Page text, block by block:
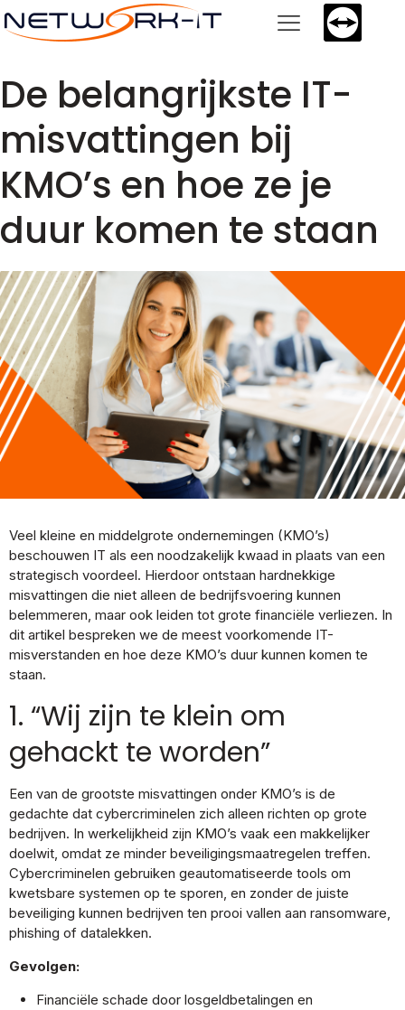
De belangrijkste IT-
misvattingen bij
KMO’s en hoe ze je
duur komen te staan
Veel kleine en middelgrote ondernemingen (KMO’s)
beschouwen IT als een noodzakelijk kwaad in plaats van een
strategisch voordeel. Hierdoor ontstaan hardnekkige
misvattingen die niet alleen de bedrijfsvoering kunnen
belemmeren, maar ook leiden tot grote financiële verliezen. In
dit artikel bespreken we de meest voorkomende IT-
misverstanden en hoe deze KMO’s duur kunnen komen te
staan.
1. “Wij zijn te klein om
gehackt te worden”
Een van de grootste misvattingen onder KMO’s is de
gedachte dat cybercriminelen zich alleen richten op grote
bedrijven. In werkelijkheid zijn KMO’s vaak een makkelijker
doelwit, omdat ze minder beveiligingsmaatregelen treffen.
Cybercriminelen gebruiken geautomatiseerde tools om
kwetsbare systemen op te sporen, en zonder de juiste
beveiliging kunnen bedrijven ten prooi vallen aan ransomware,
phishing of datalekken.
Gevolgen:
Financiële schade door losgeldbetalingen en